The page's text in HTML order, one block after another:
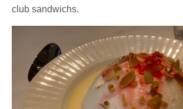
club sandwichs.